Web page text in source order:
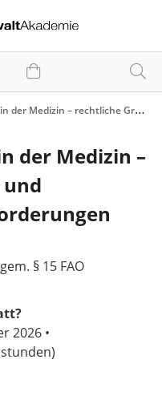
Grenzen und regulatorische Anforderungen
der Medizin –
§ 15 FAO
2026 •